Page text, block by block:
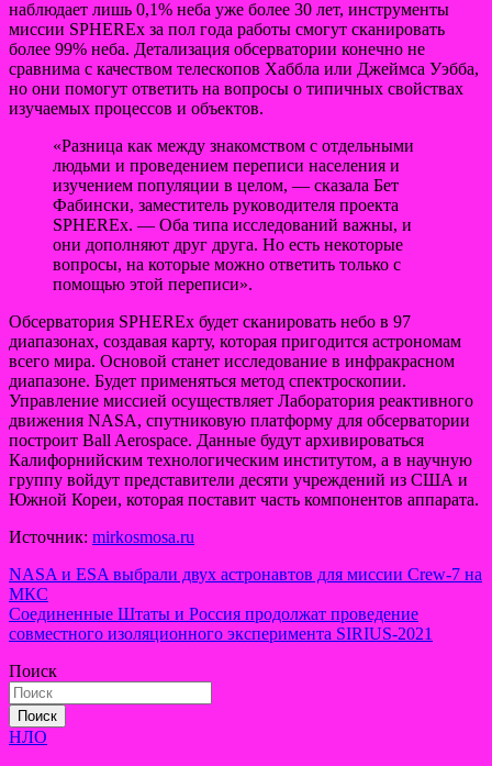
наблюдает лишь 0,1% неба уже более 30 лет, инструменты
миссии SPHEREx за пол года работы смогут сканировать
более 99% неба. Детализация обсерватории конечно не
сравнима с качеством телескопов Хаббла или Джеймса Уэбба,
но они помогут ответить на вопросы о типичных свойствах
изучаемых процессов и объектов.
«Разница как между знакомством с отдельными
людьми и проведением переписи населения и
изучением популяции в целом, — сказала Бет
Фабински, заместитель руководителя проекта
SPHEREx. — Оба типа исследований важны, и
они дополняют друг друга. Но есть некоторые
вопросы, на которые можно ответить только с
помощью этой переписи».
Обсерватория SPHEREx будет сканировать небо в 97
диапазонах, создавая карту, которая пригодится астрономам
всего мира. Основой станет исследование в инфракрасном
диапазоне. Будет применяться метод спектроскопии.
Управление миссией осуществляет Лаборатория реактивного
движения NASA, спутниковую платформу для обсерватории
построит Ball Aerospace. Данные будут архивироваться
Калифорнийским технологическим институтом, а в научную
группу войдут представители десяти учреждений из США и
Южной Кореи, которая поставит часть компонентов аппарата.
Источник: mirkosmosa.ru
Навигация
по
записям
NASA и ESA выбрали двух астронавтов для миссии Crew-7 на
МКС
Соединенные Штаты и Россия продолжат проведение
совместного изоляционного эксперимента SIRIUS-2021
Поиск
Поиск
НЛО